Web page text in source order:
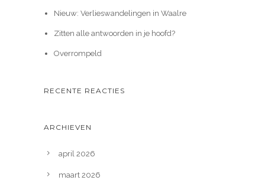
Nieuw: Verlieswandelingen in Waalre
Zitten alle antwoorden in je hoofd?
Overrompeld
RECENTE REACTIES
ARCHIEVEN
april 2026
maart 2026